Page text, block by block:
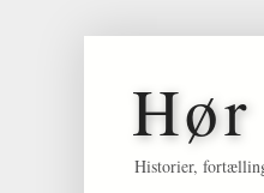
Historier,